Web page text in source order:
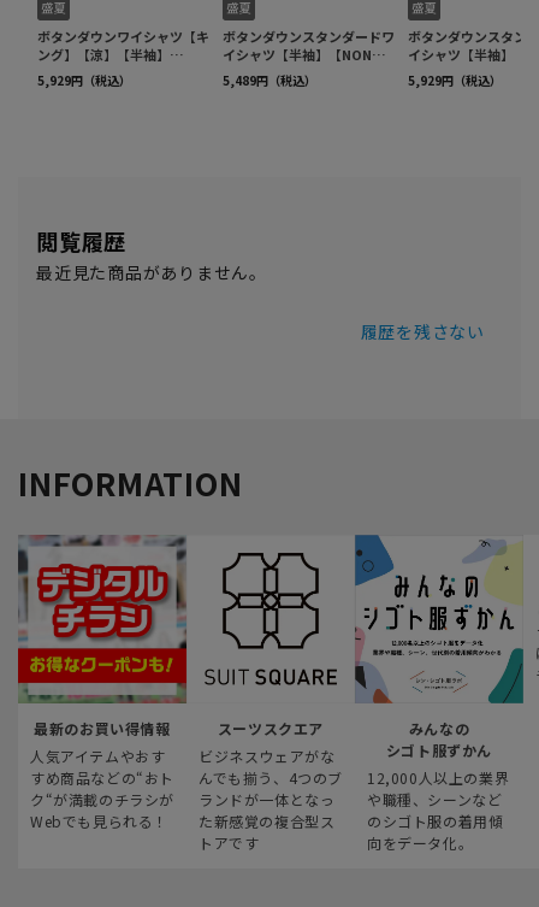
閲覧履歴
最近見た商品がありません。
履歴を残さない
INFORMATION
最新のお買い得情報
人気アイテムやおす
すめ商品などの“おト
ク“が満載のチラシが
Webでも見られる！
スーツスクエア
ビジネスウェアがな
んでも揃う、4つのブ
ランドが一体となっ
た新感覚の複合型ス
トアです
みんなの
シゴト服ずかん
12,000人以上の業界
や職種、シーンなど
のシゴト服の着用傾
向をデータ化。